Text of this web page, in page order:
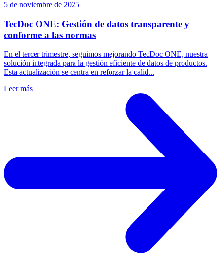
5 de noviembre de 2025
TecDoc ONE: Gestión de datos transparente y
conforme a las normas
En el tercer trimestre, seguimos mejorando TecDoc ONE, nuestra
solución integrada para la gestión eficiente de datos de productos.
Esta actualización se centra en reforzar la calid...
Leer más